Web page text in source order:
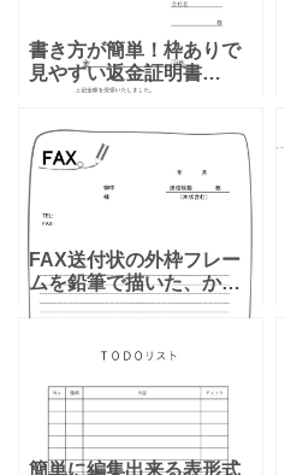
書き方が簡単！枠ありで
見やすい返金証明書
「Excel・Word・PDF」
ンプレートで、Excel・
Wordは編集が可能ですの
で、返金内容に
FAX送付状の外枠フレー
ムを鉛筆で描いた、かわ
いいテンプレート！ 鉛筆
なユニークなFAX送付状
しい印象と温かい印象を
簡単に編集出来る表形式